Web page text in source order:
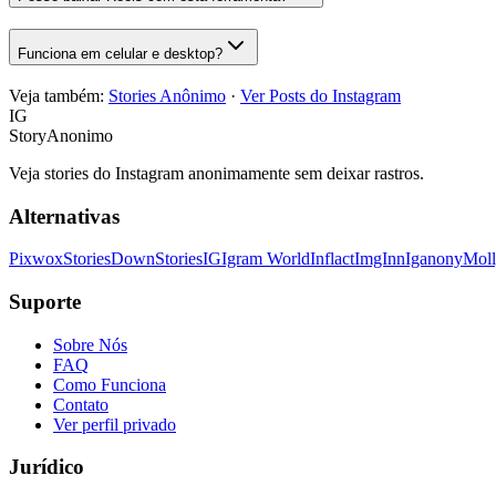
Funciona em celular e desktop?
Veja também: Stories Anônimo · Ver Posts do Instagram
IG
StoryAnonimo
Veja stories do Instagram anonimamente sem deixar rastros.
Alternativas
PixwoxStoriesDownStoriesIGIgram WorldInflactImgInnIganony
Suporte
Sobre Nós
FAQ
Como Funciona
Contato
Ver perfil privado
Jurídico